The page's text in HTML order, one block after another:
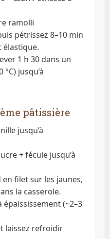
ramolli
pétrissez 8–10 min
élastique.
1 h 30 dans un
jusqu’à
pâtissière
jusqu’à
+ fécule jusqu’à
filet sur les jaunes,
la casserole.
épaississement (~2–3
laissez refroidir